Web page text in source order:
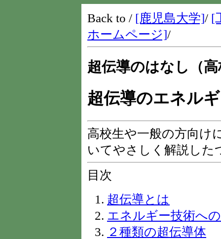
Back to / [鹿児島大学]/ [
ホームページ]/
超伝導のはなし（
超伝導のエネル
高校生や一般の方向け
いてやさしく解説した
目次
超伝導とは
エネルギー技術へ
２種類の超伝導体